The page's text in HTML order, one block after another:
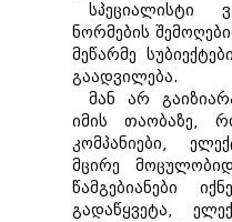
სპეციალისტი
ნორმების
მეწარმე
გაადვილება.
მან არ
იმის თაობაზე,
კომპანიები,
მცირე
წამგებიანები
გადაწყვეტა,